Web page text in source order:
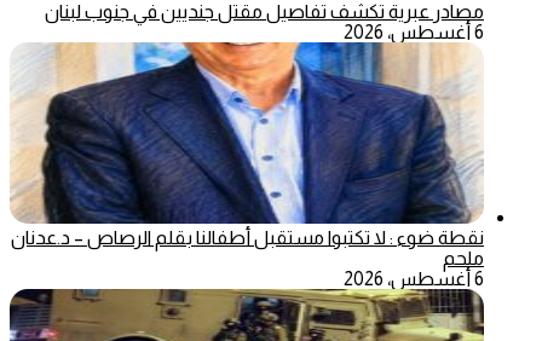
مصادر عبرية تكشف تفاصيل مقتل جنديين في جنوب لبنان
6 أغسطس، 2026
نقطة ضوء : لا تكتبوا مستقبل أطفالنا بقلم الرصاص – د.عدنان
ملحم
6 أغسطس، 2026